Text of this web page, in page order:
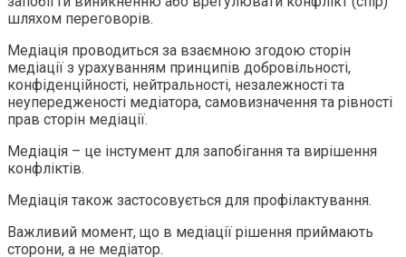
шляхом переговорів.
Медіація проводиться за взаємною згодою сторін
медіації з урахуванням принципів добровільності,
конфіденційності, нейтральності, незалежності та
неупередженості медіатора, самовизначення та рівності
прав сторін медіації.
Медіація – це інстумент для запобігання та вирішення
конфліктів.
Медіація також застосовується для профілактування.
Важливий момент, що в медіації рішення приймають
сторони, а не медіатор.